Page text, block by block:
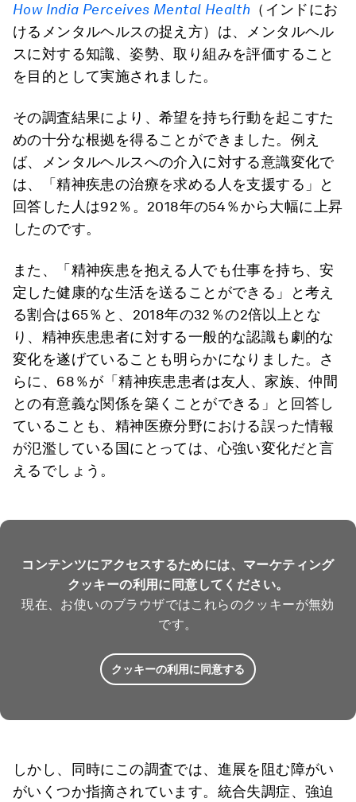
How India Perceives Mental Health （インドにお
けるメンタルヘルスの捉え方）は、メンタルヘル
スに対する知識、姿勢、取り組みを評価すること
を目的として実施されました。
その調査結果により、希望を持ち行動を起こすた
めの十分な根拠を得ることができました。例え
ば、メンタルヘルスへの介入に対する意識変化で
は、「精神疾患の治療を求める人を支援する」と
回答した人は92％。2018年の54％から大幅に上昇
したのです。
また、「精神疾患を抱える人でも仕事を持ち、安
定した健康的な生活を送ることができる」と考え
る割合は65％と、2018年の32％の2倍以上とな
り、精神疾患患者に対する一般的な認識も劇的な
変化を遂げていることも明らかになりました。さ
らに、68％が「精神疾患患者は友人、家族、仲間
との有意義な関係を築くことができる」と回答し
ていることも、精神医療分野における誤った情報
が氾濫している国にとっては、心強い変化だと言
えるでしょう。
コンテンツにアクセスするためには、マーケティング
クッキーの利用に同意してください。
現在、お使いのブラウザではこれらのクッキーが無効
です。
クッキーの利用に同意する
しかし、同時にこの調査では、進展を阻む障がい
がいくつか指摘されています。統合失調症、強迫